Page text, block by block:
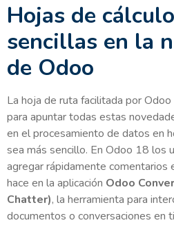
Hojas de
sencillas en la
de Odoo
La hoja de ruta facilitada por
para apuntar todas estas
en el procesamiento de datos en
sea más sencillo. En Odoo 18 los
agregar rápidamente comentarios
hace en la aplicación Odoo
Chatter), la herramienta para
documentos o conversaciones en